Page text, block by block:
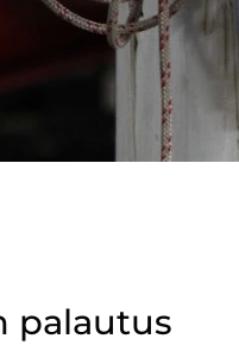
palautus